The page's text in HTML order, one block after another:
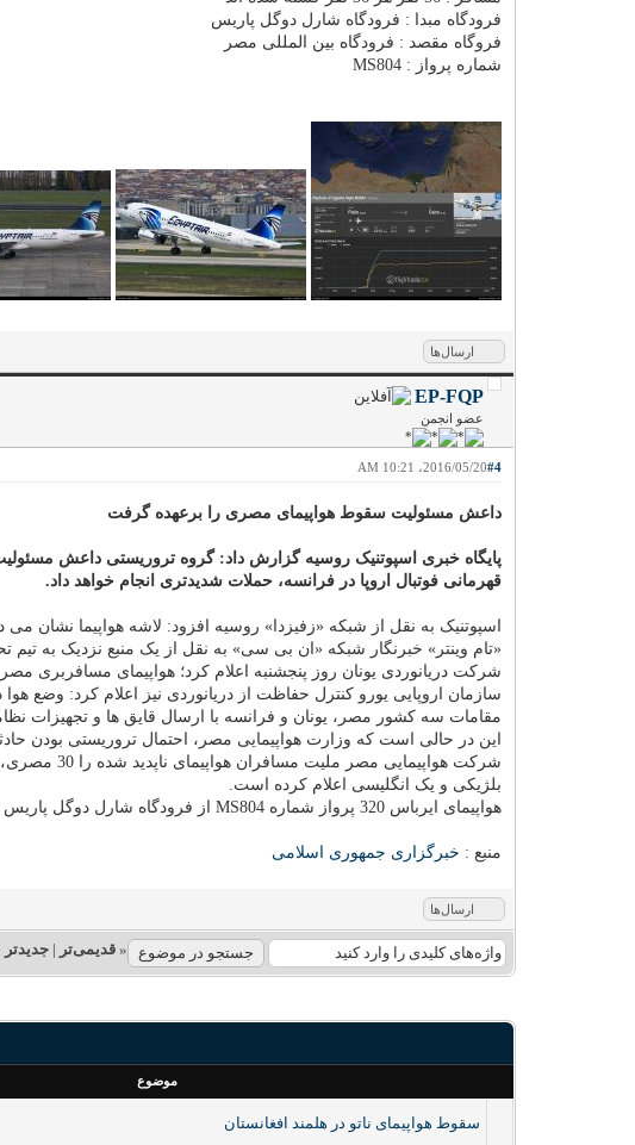
فرودگاه مبدا : فرودگاه شارل دوگل پاریس
فروگاه مقصد : فرودگاه بین المللی مصر
شماره پرواز : MS804
ارسال‌ها
EP-FQP
عضو انجمن
#42016/05/20، 10:21 AM
داعش مسئولیت سقوط هواپیمای مصری را برعهده گرفت
پایگاه خبری اسپوتنیک روسیه گزارش داد: گروه تروریستی داعش
قهرمانی فوتبال اروپا در فرانسه، حملات شدیدتری انجام خواهد داد.
اسپوتنیک به نقل از شبکه «زفیزدا» روسیه افزود: لاشه هواپیما نشان
«تام وینتر» خبرنگار شبکه «ان بی سی» به نقل از یک منبع نزدیک به
شرکت دریانوردی یونان روز پنجشنبه اعلام کرد؛ هواپیمای مسافربری
سازمان اروپایی یورو کنترل حفاظت از دریانوردی نیز اعلام کرد: وضع هوا در زمان و منطقه ای
مقامات سه کشور مصر، یونان و فرانسه با ارسال قایق ها و تجهیزات
این در حالی است که وزارت هواپیمایی مصر، احتمال تروریستی بودن
بلژیکی و یک انگلیسی اعلام کرده است.
هواپیمای ایرباس 320 پرواز شماره MS804 از فرودگاه شارل دوگل پاریس به سمت فرودگاه قاهره در حرکت بود که در ساعت 02:45 دقیقه به وقت قاهره از صفحه رادار محو شد.
منبع : خبرگزاری جمهوری اسلامی
ارسال‌ها
«قدیمی‌تر |جدیدتر
موضوع
سقوط هواپیمای ناتو در هلمند افغانستان